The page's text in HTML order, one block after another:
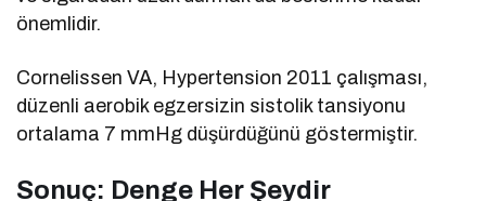
önemlidir.
Cornelissen VA, Hypertension 2011 çalışması,
düzenli aerobik egzersizin sistolik tansiyonu
ortalama 7 mmHg düşürdüğünü göstermiştir.
Sonuç: Denge Her Şeydir